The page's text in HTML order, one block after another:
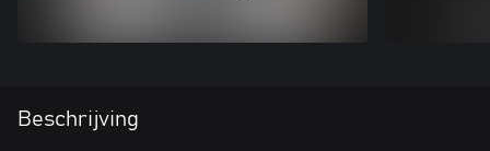
Beschrijving